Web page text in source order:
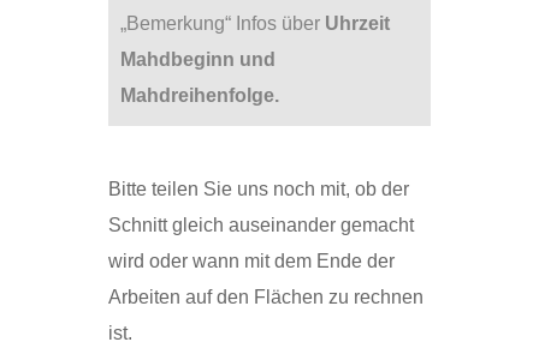
„Bemerkung“ Infos über Uhrzeit
Mahdbeginn und
Mahdreihenfolge.
Bitte teilen Sie uns noch mit, ob der
Schnitt gleich auseinander gemacht
wird oder wann mit dem Ende der
Arbeiten auf den Flächen zu rechnen
ist.